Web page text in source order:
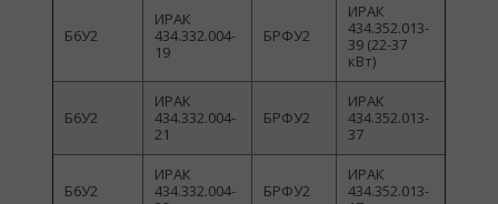
Б6У2
ИРАК
434.332.004-
19
БРФУ2
ИРАК
434.352.013-
39 (22-37
кВт)
Б6У2
ИРАК
434.332.004-
21
БРФУ2
ИРАК
434.352.013-
37
Б6У2
ИРАК
434.332.004-
БРФУ2
ИРАК
434.352.013-